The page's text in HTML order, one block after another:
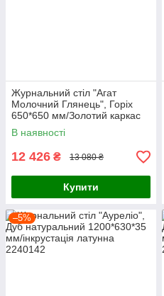
Журнальний стіл "Агат
Молочний Глянець", Горіх
650*650 мм/Золотий каркас
В наявності
12 426 ₴ 13 080 ₴
Купити
–5%